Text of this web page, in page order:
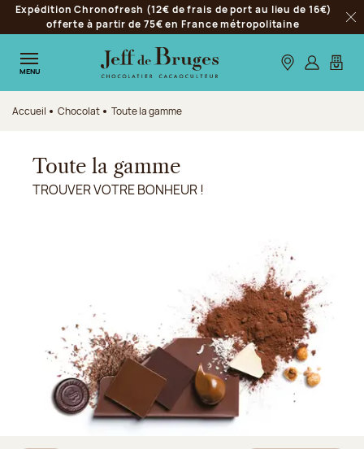
Aller à la navigation
Aller au contenu principal
Aller au pied de page
Expédition Chronofresh (12€ de frais de port au lieu de 16€)
offerte à partir de 75€ en France métropolitaine
MENU Nos boutiques
S’identifier
Mon
Accueil Chocolat Toute la gamme
Toute la gamme
TROUVER VOTRE BONHEUR !